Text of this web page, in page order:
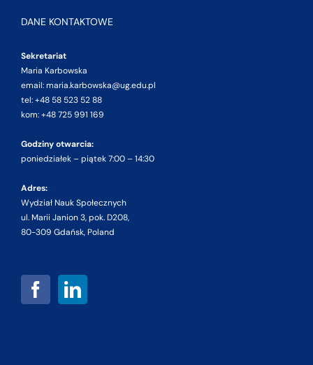
DANE KONTAKTOWE
Sekretariat
Maria Karbowska
email: maria.karbowska@ug.edu.pl
tel: +48 58 523 52 88
kom: +48 725 991 169
Godziny otwarcia:
poniedziałek – piątek 7:00 – 14:30
Adres:
Wydział Nauk Społecznych
ul. Marii Janion 3, pok. D208,
80-309 Gdańsk, Poland